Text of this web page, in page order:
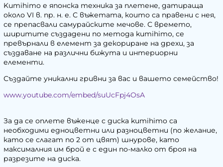
Kumihimo е японска техника за плетене, датираща
около VI в. пр. н. е. С въжетата, които са правени с нея,
се препасвали самурайските мечове. С времето,
ширитите създадени по метода kumihimo, се
превърнали в елемент за декориране на дрехи, за
създаване на различни бижута и интериорни
елементи.
Създайте уникални гривни за вас и вашето семейство!
www.youtube.com/embed/suUcFpj4OsA
За да се оплете въженце с диска kumihimo са
необходими едноцветни или разноцветни (по желание,
като се слагат по 2 от цвят) шнурове, като
максималния им брой е с един по-малко от броя на
разрезите на диска.